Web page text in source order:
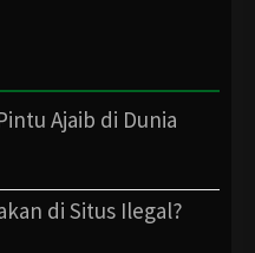
Ajaib di Dunia
di Situs Ilegal?